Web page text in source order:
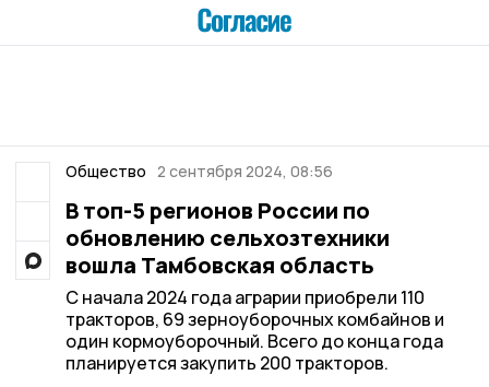
Общество 2 сентября 2024, 08:56
В топ-5 регионов России по
обновлению сельхозтехники
вошла Тамбовская область
С начала 2024 года аграрии приобрели 110
тракторов, 69 зерноуборочных комбайнов и
один кормоуборочный. Всего до конца года
планируется закупить 200 тракторов.